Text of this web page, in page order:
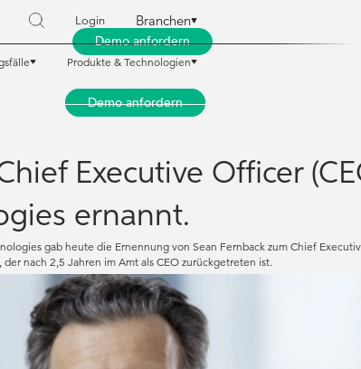
Login
Demo anfordern
Branchen
Produkte & Technologien
Executive Officer
ernannt.
gab heute die Ernennung von Sean Fernback zum Chief
nach 2,5 Jahren im Amt als CEO zurückgetreten ist.
Demo anfordern
Demo anfordern